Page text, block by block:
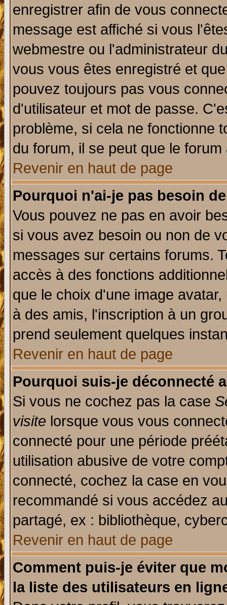
enregistrer afin de vous
message est affiché si vous
webmestre ou l'administrateur
vous vous êtes enregistré et
pouvez toujours pas vous
d'utilisateur et mot de passe.
problème, si cela ne fonctionne
du forum, il se peut que le
Revenir en haut de page
Pourquoi n'ai-je pas besoin
Vous pouvez ne pas en avoir
si vous avez besoin ou non de
messages sur certains forums.
accès à des fonctions
que le choix d'une image
à des amis, l'inscription à un
prend seulement quelques
Revenir en haut de page
Pourquoi suis-je déconnecté
Si vous ne cochez pas la case
visite lorsque vous vous
connecté pour une période
utilisation abusive de votre
connecté, cochez la case en
recommandé si vous accédez
partagé, ex : bibliothèque,
Revenir en haut de page
Comment puis-je éviter que
la liste des utilisateurs en